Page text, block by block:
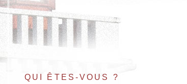
QUI ÊTES-VOUS ?